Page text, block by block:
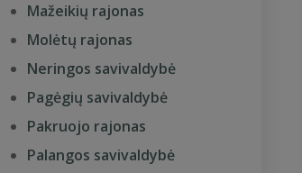
Mažeikių rajonas
Molėtų rajonas
Neringos savivaldybė
Pagėgių savivaldybė
Pakruojo rajonas
Palangos savivaldybė